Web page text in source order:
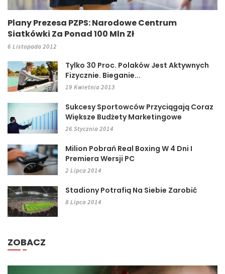
Plany Prezesa PZPS: Narodowe Centrum
Siatkówki Za Ponad 100 Mln Zł
6 Listopada 2012
Tylko 30 Proc. Polaków Jest Aktywnych
Fizycznie. Bieganie...
19 Kwietnia 2013
Sukcesy Sportowców Przyciągają Coraz
Większe Budżety Marketingowe
26 Stycznia 2014
Milion Pobrań Real Boxing W 4 Dni I
Premiera Wersji PC
2 Lipca 2014
Stadiony Potrafią Na Siebie Zarobić
8 Lipca 2014
ZOBACZ